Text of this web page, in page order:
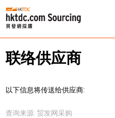
联络供应商
以下信息将传送给供应商:
查询来源: 贸发网采购